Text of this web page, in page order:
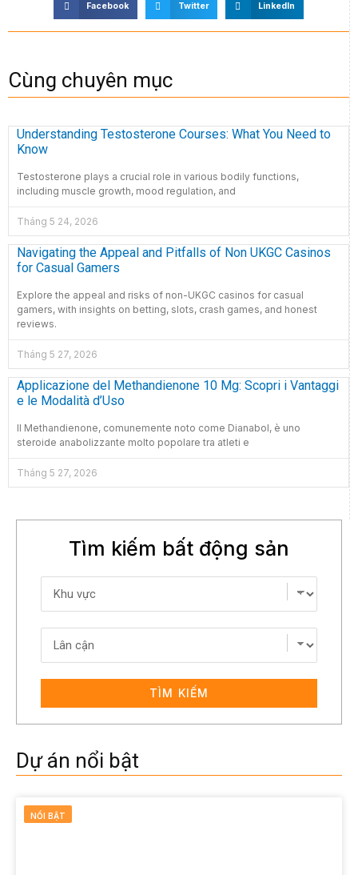
Facebook Twitter LinkedIn
Cùng chuyên mục
Understanding Testosterone Courses: What You Need to
Know
Testosterone plays a crucial role in various bodily functions,
including muscle growth, mood regulation, and
Tháng 5 24, 2026
Navigating the Appeal and Pitfalls of Non UKGC Casinos
for Casual Gamers
Explore the appeal and risks of non-UKGC casinos for casual
gamers, with insights on betting, slots, crash games, and honest
reviews.
Tháng 5 27, 2026
Applicazione del Methandienone 10 Mg: Scopri i Vantaggi
e le Modalità d’Uso
Il Methandienone, comunemente noto come Dianabol, è uno
steroide anabolizzante molto popolare tra atleti e
Tháng 5 27, 2026
Tìm kiếm bất động sản
TÌM KIẾM
Dự án nổi bật
NỔI BẬT